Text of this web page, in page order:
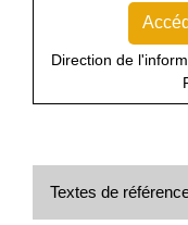
Direction de
Textes de